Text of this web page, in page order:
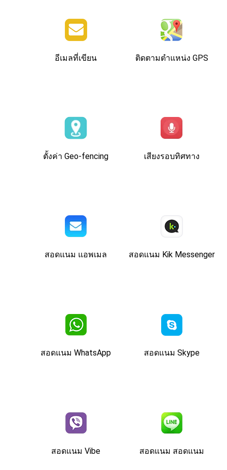
อีเมลที่เขียน ติดตามตําแหน่ง GPS
ตั้งค่า Geo-fencing เสียงรอบทิศทาง
สอดแนม แอพเมล สอดแนม Kik Messenger
สอดแนม WhatsApp สอดแนม Skype
สอดแนม Vibe สอดแนม สอดแนม